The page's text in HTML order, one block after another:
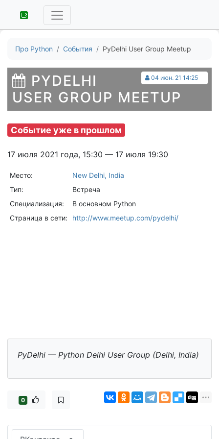
Про Python События PyDelhi User Group Meetup
04 июн. 21 14:25
PYDELHI
USER GROUP MEETUP
Событие уже в прошлом
17 июля 2021 года, 15:30 — 17 июля 19:30
Место:
New Delhi, India
Тип:
Встреча
Специализация:
В основном Python
Страница в сети:
http://www.meetup.com/pydelhi/
PyDelhi — Python Delhi User Group (Delhi, India)
0